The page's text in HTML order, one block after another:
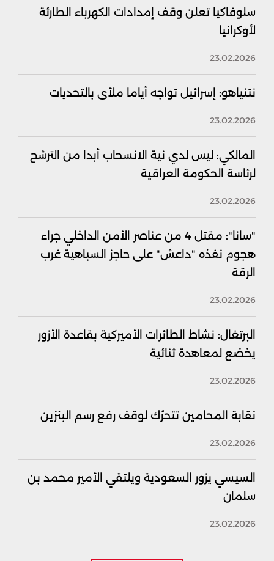
سلوفاكيا تعلن وقف إمدادات الكهرباء الطارئة
لأوكرانيا
23.02.2026
نتنياهو: إسرائيل تواجه أياما ملأى بالتحديات
23.02.2026
المالكي: ليس لدي نية الانسحاب أبدا من الترشح
لرئاسة الحكومة العراقية
23.02.2026
"سانا": مقتل 4 من عناصر الأمن الداخلي جراء
هجوم نفذه "داعش" على حاجز السباهية غرب
الرقة
23.02.2026
البرتغال: نشاط الطائرات الأميركية بقاعدة الأزور
يخضع لمعاهدة ثنائية
23.02.2026
نقابة المحامين تتحرّك لوقف رفع رسم البنزين
23.02.2026
السيسي يزور السعودية ويلتقي الأمير محمد بن
سلمان
23.02.2026